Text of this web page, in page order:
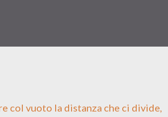
col vuoto la distanza che ci divide,